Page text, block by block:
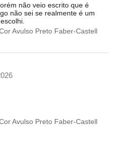
não veio escrito que é
não sei se realmente é um
Avulso Preto Faber-Castell
Avulso Preto Faber-Castell